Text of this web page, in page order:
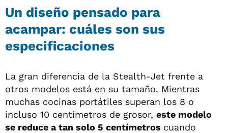
Un diseño pensado para
acampar: cuáles son sus
especificaciones
La gran diferencia de la Stealth-Jet frente a
otros modelos está en su tamaño. Mientras
muchas cocinas portátiles superan los 8 o
incluso 10 centímetros de grosor, este modelo
se reduce a tan solo 5 centímetros cuando